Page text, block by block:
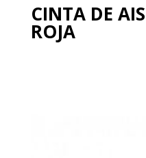
CINTA DE
ROJA